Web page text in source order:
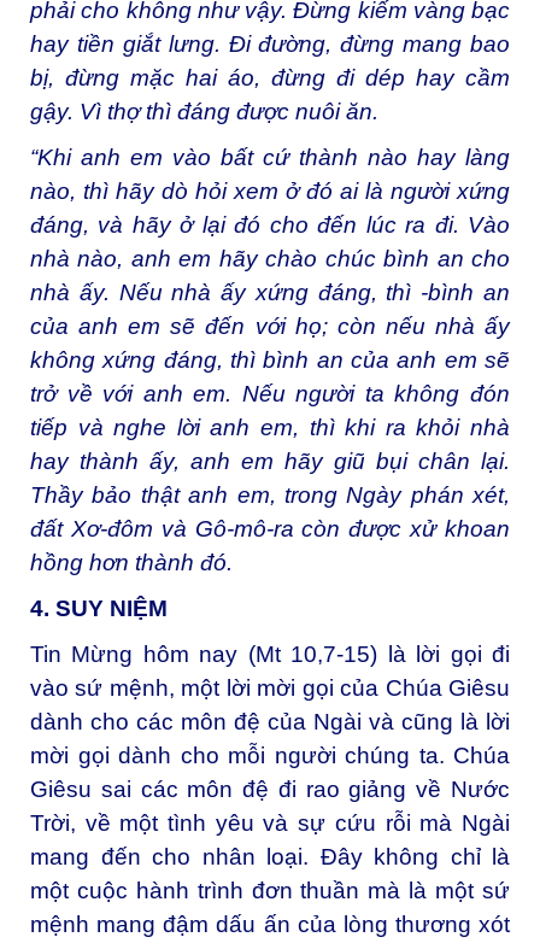
phải cho không như vậy. Đừng kiếm vàng bạc
hay tiền giắt lưng. Đi đường, đừng mang bao
bị, đừng mặc hai áo, đừng đi dép hay cầm
gậy. Vì thợ thì đáng được nuôi ăn.
“Khi anh em vào bất cứ thành nào hay làng
nào, thì hãy dò hỏi xem ở đó ai là người xứng
đáng, và hãy ở lại đó cho đến lúc ra đi. Vào
nhà nào, anh em hãy chào chúc bình an cho
nhà ấy. Nếu nhà ấy xứng đáng, thì -bình an
của anh em sẽ đến với họ; còn nếu nhà ấy
không xứng đáng, thì bình an của anh em sẽ
trở về với anh em. Nếu người ta không đón
tiếp và nghe lời anh em, thì khi ra khỏi nhà
hay thành ấy, anh em hãy giũ bụi chân lại.
Thầy bảo thật anh em, trong Ngày phán xét,
đất Xơ-đôm và Gô-mô-ra còn được xử khoan
hồng hơn thành đó.
4. SUY NIỆM
Tin Mừng hôm nay (Mt 10,7-15) là lời gọi đi
vào sứ mệnh, một lời mời gọi của Chúa Giêsu
dành cho các môn đệ của Ngài và cũng là lời
mời gọi dành cho mỗi người chúng ta. Chúa
Giêsu sai các môn đệ đi rao giảng về Nước
Trời, về một tình yêu và sự cứu rỗi mà Ngài
mang đến cho nhân loại. Đây không chỉ là
một cuộc hành trình đơn thuần mà là một sứ
mệnh mang đậm dấu ấn của lòng thương xót